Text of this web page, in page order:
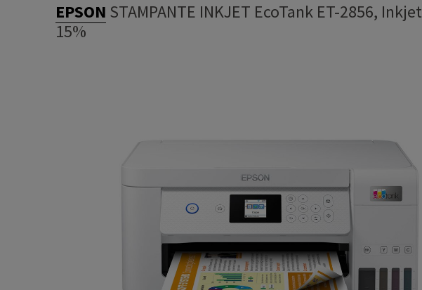
EPSON STAMPANTE INKJET EcoTank ET-2856, Inkjet
15%